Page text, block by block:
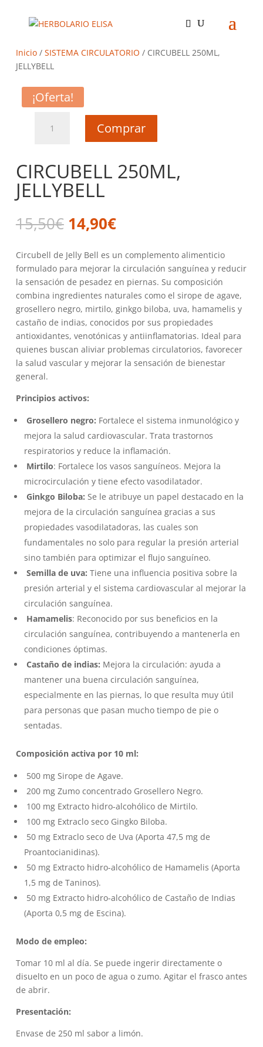
Inicio/ SISTEMA CIRCULATORIO / CIRCUBELL 250ML,
JELLYBELL
¡Oferta!
250ML,
Comprar
CIRCUBELL 250ML,
JELLYBELL
15,50€ El
precio
original
era:
15,50€.
14,90€El
precio
actual
es:
14,90€.
Circubell de Jelly Bell es un complemento alimenticio
formulado para mejorar la circulación sanguínea y reducir
la sensación de pesadez en piernas. Su composición
combina ingredientes naturales como el sirope de agave,
grosellero negro, mirtilo, ginkgo biloba, uva, hamamelis y
castaño de indias, conocidos por sus propiedades
antioxidantes, venotónicas y antiinflamatorias. Ideal para
quienes buscan aliviar problemas circulatorios, favorecer
la salud vascular y mejorar la sensación de bienestar
general.
Principios activos:
Grosellero negro: Fortalece el sistema inmunológico y
mejora la salud cardiovascular. Trata trastornos
respiratorios y reduce la inflamación.
Mirtilo: Fortalece los vasos sanguíneos. Mejora la
microcirculación y tiene efecto vasodilatador.
Ginkgo Biloba: Se le atribuye un papel destacado en la
mejora de la circulación sanguínea gracias a sus
propiedades vasodilatadoras, las cuales son
fundamentales no solo para regular la presión arterial
sino también para optimizar el flujo sanguíneo.
Semilla de uva: Tiene una influencia positiva sobre la
presión arterial y el sistema cardiovascular al mejorar la
circulación sanguínea.
Hamamelis: Reconocido por sus beneficios en la
circulación sanguínea, contribuyendo a mantenerla en
condiciones óptimas.
Castaño de indias: Mejora la circulación: ayuda a
mantener una buena circulación sanguínea,
especialmente en las piernas, lo que resulta muy útil
para personas que pasan mucho tiempo de pie o
sentadas.
Composición activa por 10 ml:
500 mg Sirope de Agave.
200 mg Zumo concentrado Grosellero Negro.
100 mg Extracto hidro-alcohólico de Mirtilo.
100 mg Extraclo seco Gingko Biloba.
50 mg Extraclo seco de Uva (Aporta 47,5 mg de
Proantocianidinas).
50 mg Extracto hidro-alcohólico de Hamamelis (Aporta
1,5 mg de Taninos).
50 mg Extracto hidro-alcohólico de Castaño de Indias
(Aporta 0,5 mg de Escina).
Modo de empleo:
Tomar 10 ml al día. Se puede ingerir directamente o
disuelto en un poco de agua o zumo. Agitar el frasco antes
de abrir.
Presentación:
Envase de 250 ml sabor a limón.